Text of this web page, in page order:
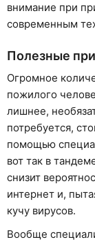
внимание при
современным
Полезные
Огромное
пожилого
лишнее,
потребуется,
помощью
вот так в
снизит
интернет и,
кучу вирусов.
Вообще